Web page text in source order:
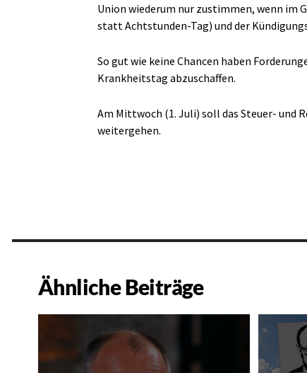
Union wiederum nur zustimmen, wenn
statt Achtstunden-Tag) und der
So gut wie keine Chancen haben
Krankheitstag abzuschaffen.
Am Mittwoch (1. Juli) soll das Steuer- und
weitergehen.
Ähnliche Beiträge